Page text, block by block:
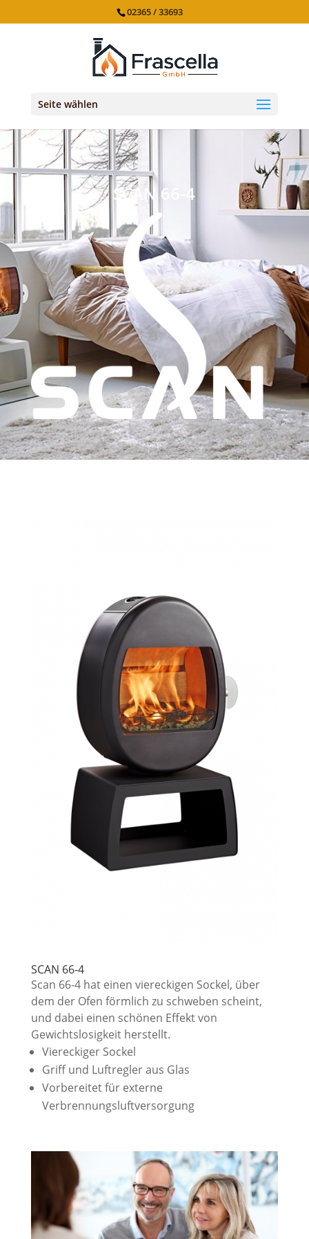
02365 / 33693
Seite wählen
SCAN 66-4
SCAN 66-4
Scan 66-4 hat einen viereckigen Sockel, über
dem der Ofen förmlich zu schweben scheint,
und dabei einen schönen Effekt von
Gewichtslosigkeit herstellt.
Viereckiger Sockel
Griff und Luftregler aus Glas
Vorbereitet für externe
Verbrennungsluftversorgung